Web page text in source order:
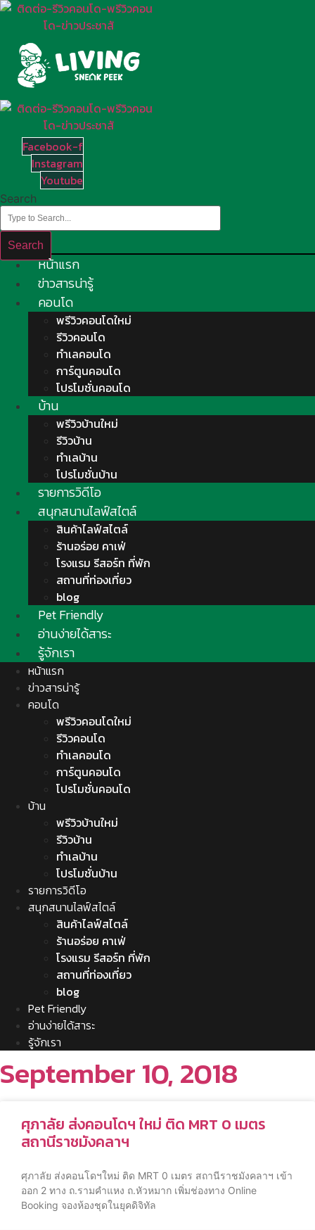
Skip
content
Facebook-f
Instagram
Youtube
Search
Search
หน้าแรก
ข่าวสารน่ารู้
คอนโด
พรีวิวคอนโดใหม่
รีวิวคอนโด
ทำเลคอนโด
การ์ตูนคอนโด
โปรโมชั่นคอนโด
บ้าน
พรีวิวบ้านใหม่
รีวิวบ้าน
ทำเลบ้าน
โปรโมชั่นบ้าน
รายการวิดีโอ
สนุกสนานไลฟ์สไตล์
สินค้าไลฟ์สไตล์
ร้านอร่อย คาเฟ่
โรงแรม รีสอร์ท ที่พัก
สถานที่ท่องเที่ยว
blog
Pet Friendly
อ่านง่ายได้สาระ
รู้จักเรา
หน้าแรก
ข่าวสารน่ารู้
คอนโด
พรีวิวคอนโดใหม่
รีวิวคอนโด
ทำเลคอนโด
การ์ตูนคอนโด
โปรโมชั่นคอนโด
บ้าน
พรีวิวบ้านใหม่
รีวิวบ้าน
ทำเลบ้าน
โปรโมชั่นบ้าน
รายการวิดีโอ
สนุกสนานไลฟ์สไตล์
สินค้าไลฟ์สไตล์
ร้านอร่อย คาเฟ่
โรงแรม รีสอร์ท ที่พัก
สถานที่ท่องเที่ยว
blog
Pet Friendly
อ่านง่ายได้สาระ
รู้จักเรา
September 10, 2018
ศุภาลัย ส่งคอนโดฯ ใหม่ ติด MRT 0 เมตร
สถานีราชมังคลาฯ
ศุภาลัย ส่งคอนโดฯใหม่ ติด MRT 0 เมตร สถานีราชมังคลาฯ เข้า
ออก 2 ทาง ถ.รามคำแหง ถ.หัวหมาก เพิ่มช่องทาง Online
Booking จองห้องชุดในยุคดิจิทัล